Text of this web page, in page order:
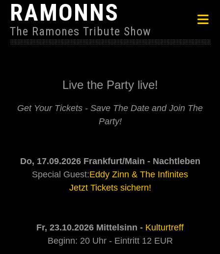
RAMONNS
The Ramones Tribute Show
Live the Party live!
Get Your Tickets - Save The Date and Join The
Party!
Do, 17.09.2026 Frankfurt/Main - Nachtleben
Special Guest:Eddy Zinn & The Infinites
Jetzt Tickets sichern!
Fr, 23.10.2026 Mittelsinn - Kulturtreff
Beginn: 20 Uhr - Eintritt 12 EUR